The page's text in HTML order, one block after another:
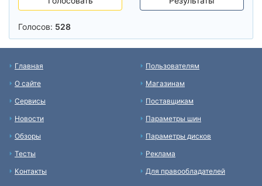
Голосов: 528
Главная
О сайте
Сервисы
Новости
Обзоры
Тесты
Контакты
Пользователям
Магазинам
Поставщикам
Параметры шин
Параметры дисков
Реклама
Для правообладателей